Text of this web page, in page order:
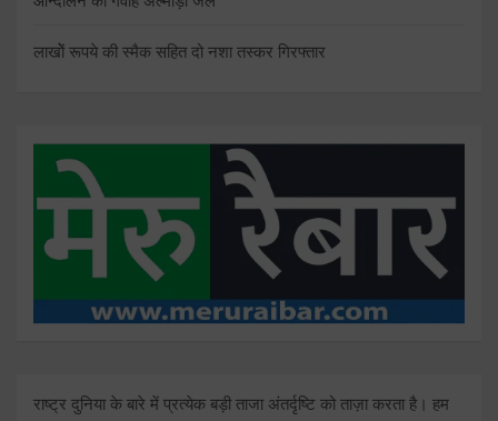
लाखोें रूपये की स्मैक सहित दो नशा तस्कर गिरफ्तार
राष्ट्र दुनिया के बारे में प्रत्येक बड़ी ताजा अंतर्दृष्टि को ताज़ा करता है। हम